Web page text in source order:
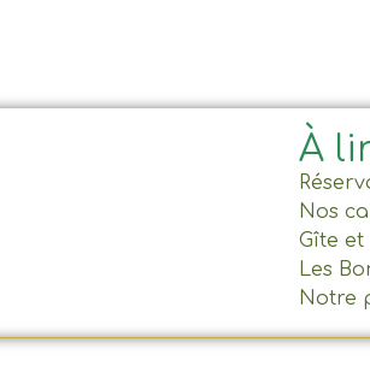
À
Nos
Gîte et
Les
Notre